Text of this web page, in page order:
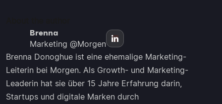
Brenna
Marketing @Morgen
Brenna Donoghue ist eine ehemalige Marketing-
Leiterin bei Morgen. Als Growth- und Marketing-
Leaderin hat sie über 15 Jahre Erfahrung darin,
Startups und digitale Marken durch